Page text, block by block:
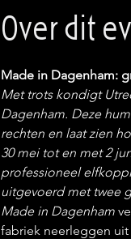
Over dit
Met trots kondigt
Dagenham. Deze
rechten en laat zien
30 mei tot en met 2
professioneel
uitgevoerd met twee
Made in Dagenham
fabriek neerleggen